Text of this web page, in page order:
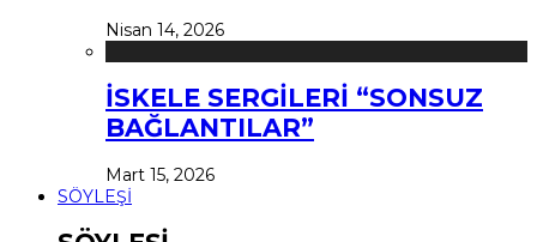
Nisan 14, 2026
İSKELE SERGİLERİ “SONSUZ
BAĞLANTILAR”
Mart 15, 2026
SÖYLEŞİ